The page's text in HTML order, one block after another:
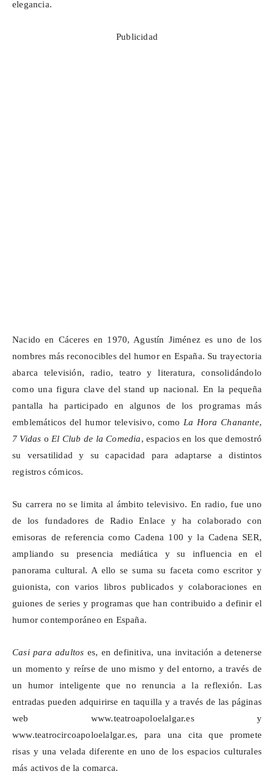
elegancia.
Publicidad
Nacido en Cáceres en 1970, Agustín Jiménez es uno de los
nombres más reconocibles del humor en España. Su trayectoria
abarca televisión, radio, teatro y literatura, consolidándolo
como una figura clave del stand up nacional. En la pequeña
pantalla ha participado en algunos de los programas más
emblemáticos del humor televisivo, como La HoraChanante,
7 Vidas o El Club de la Comedia, espacios en los que demostró
su versatilidad y su capacidad para adaptarse a distintos
registros cómicos.
Su carrera no se limita al ámbito televisivo. En radio, fue uno
de los fundadores de Radio Enlace y ha colaborado con
emisoras de referencia como Cadena 100 y la Cadena SER,
ampliando su presencia mediática y su influencia en el
panorama cultural. A ello se suma su faceta como escritor y
guionista, con varios libros publicados y colaboraciones en
guiones de series y programas que han contribuido a definir el
humor contemporáneo en España.
Casi para adultos es, en definitiva, una invitación a detenerse
un momento y reírse de uno mismo y del entorno, a través de
un humor inteligente que no renuncia a la reflexión. Las
entradas pueden adquirirse en taquilla y a través de las páginas
web www.teatroapoloelalgar.esy
www.teatrocircoapoloelalgar.es, para una cita que promete
risas y una velada diferente en uno de los espacios culturales
más activos de la comarca.